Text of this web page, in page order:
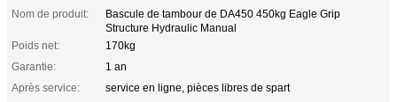
Nom de produit:
Bascule de tambour de DA450 450kg Eagle Grip
Structure Hydraulic Manual
Poids net:
170kg
Garantie:
1 an
Après service:
service en ligne, pièces libres de spart